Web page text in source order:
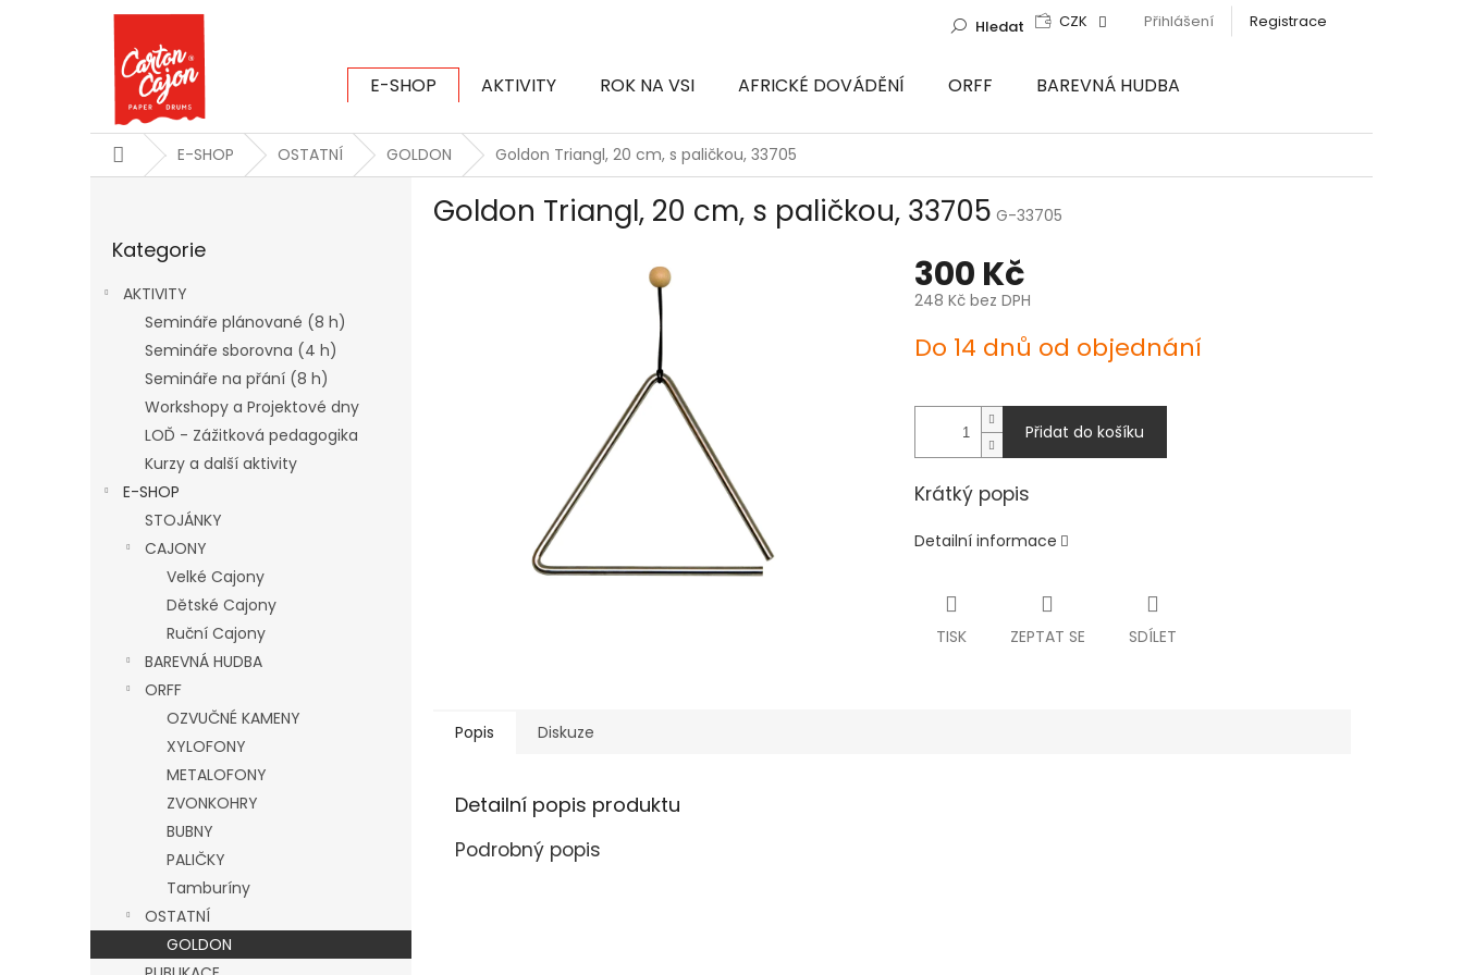
CZK Přihlášení Registrace
Hledat
E-SHOP AKTIVITY ROK NA VSI AFRICKÉ DOVÁDĚNÍ ORFF
BAREVNÁ HUDBA
DomůE-SHOP OSTATNÍ GOLDON Goldon Triangl, 20 cm, s paličkou, 33705
kategorie
Kategorie
AKTIVITY
Semináře plánované (8 h)
Semináře sborovna (4 h)
Semináře na přání (8 h)
Workshopy a Projektové dny
LOĎ - Zážitková pedagogika
Kurzy a další aktivity
E-SHOP
STOJÁNKY
CAJONY
Velké Cajony
Dětské Cajony
Ruční Cajony
BAREVNÁ HUDBA
ORFF
OZVUČNÉ KAMENY
XYLOFONY
METALOFONY
ZVONKOHRY
BUBNY
PALIČKY
Tamburíny
OSTATNÍ
GOLDON
Goldon Triangl, 20 cm, s paličkou, 33705 G-33705
300 Kč
248 Kč bez DPH
cena:
Do 14 dnů od objednání
Přidat do košíku
Krátký popis
Detailní informace
TISK ZEPTAT SE SDÍLET
Popis Diskuze
Detailní popis produktu
Podrobný popis